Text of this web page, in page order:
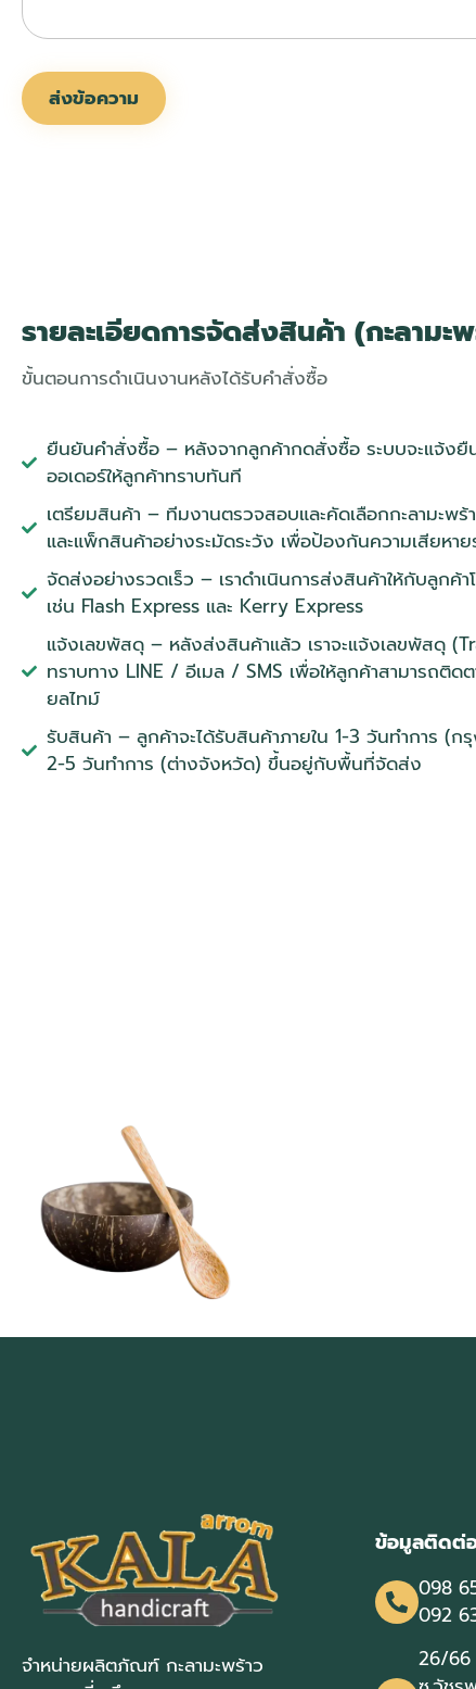
ส่งข้อความ
รายละเอียดการจัดส่งสินค้า (กะลามะ
ขั้นตอนการดำเนินงานหลังได้รับคำสั่งซื้อ
ยืนยันคำสั่งซื้อ – หลังจากลูกค้ากดสั่งซื้อ ระบบจะแจ้ง
ออเดอร์ให้ลูกค้าทราบทันที
เตรียมสินค้า – ทีมงานตรวจสอบและคัดเลือกกะลามะพ
และแพ็กสินค้าอย่างระมัดระวัง เพื่อป้องกันความเสียหา
จัดส่งอย่างรวดเร็ว – เราดำเนินการส่งสินค้าให้กับลูกค้
เช่น Flash Express และ Kerry Express
แจ้งเลขพัสดุ – หลังส่งสินค้าแล้ว เราจะแจ้งเลขพัสดุ
ทราบทาง LINE / อีเมล / SMS เพื่อให้ลูกค้าสามารถติด
ยลไทม์
รับสินค้า – ลูกค้าจะได้รับสินค้าภายใน 1-3 วันทำการ (
2-5 วันทำการ (ต่างจังหวัด) ขึ้นอยู่กับพื้นที่จัดส่ง
จำหน่ายผลิตภัณฑ์ กะลามะพร้าว
ข้อมูลติดต่อ
098
092
26/66